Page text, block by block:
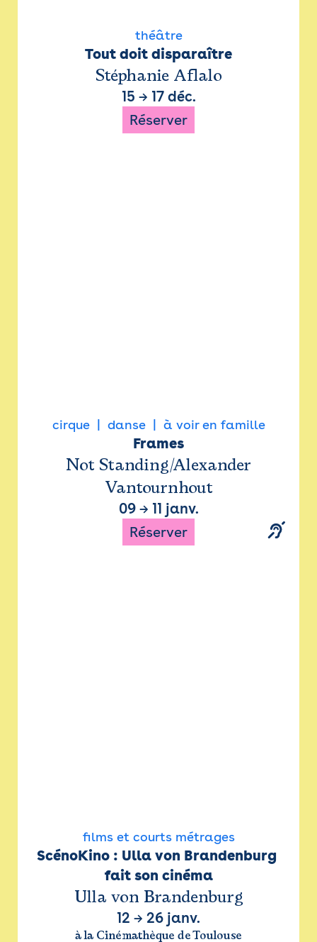
théâtre
Tout doit disparaître
Stéphanie Aflalo
15 → 17 déc.
Réserver
cirque danse à voir en famille
Frames
Not Standing/Alexander
Vantournhout
09→ 11 janv.
Réserver
films et courts métrages
ScénoKino : Ulla von Brandenburg
fait son cinéma
Ulla von Brandenburg
12 → 26 janv.
à la Cinémathèque de Toulouse